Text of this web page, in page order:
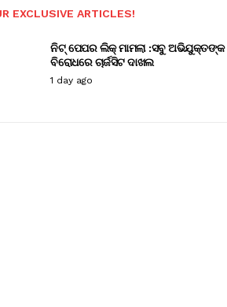
EXCLUSIVE ARTICLES!
ନିଟ୍ ପେପର ଲିକ୍ ମାମଲା :ସବୁ ଅଭିଯୁକ୍ତଙ୍କ
ବିରୋଧରେ ଚାର୍ଜସିଟ ଦାଖଲ
1 day ago